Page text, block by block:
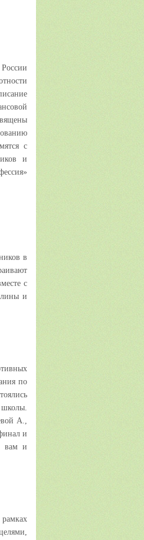
России
с
и
в
с
и
по
школы.
А.,
и
вам и